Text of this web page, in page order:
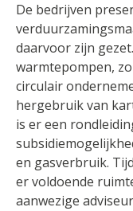
De bedrijven
daarvoor zijn
warmtepompen,
circulair
hergebruik van
is er een
en gasverbruik.
er voldoende
aanwezige